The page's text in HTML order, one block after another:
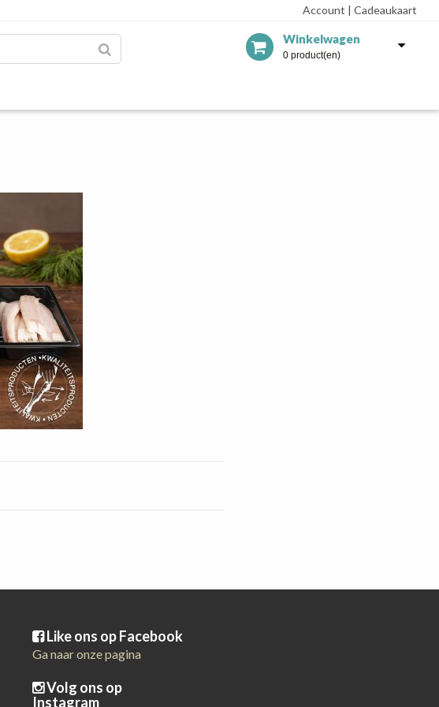
Account | Cadeaukaart
Winkelwagen
0 product(en)
Like ons op Facebook
Ga naar onze pagina
Volg ons op
Instagram